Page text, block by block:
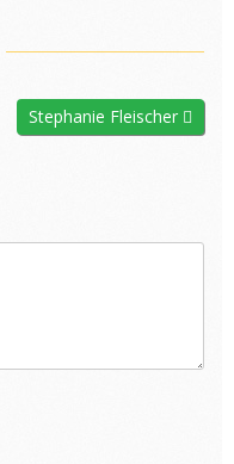
Stephanie Fleischer